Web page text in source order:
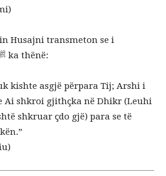
Husajni transmeton se i
Dërguari i Allahut ﷺ ka thënë:
kishte asgjë përpara Tij; Arshi i
Ai shkroi gjithçka në Dhikr (Leuhi
shkruar çdo gjë) para se të